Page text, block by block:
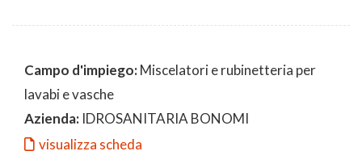
Campo d'impiego:Miscelatori e rubinetteria per
lavabi e vasche
Azienda: IDROSANITARIA BONOMI
visualizza scheda